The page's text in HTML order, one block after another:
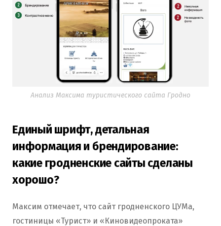
Анализ Максима туристического сайта Гродно
Единый шрифт, детальная
информация и брендирование:
какие гродненские сайты сделаны
хорошо?
Максим отмечает, что сайт гродненского ЦУМа,
гостиницы «Турист» и «Киновидеопроката»